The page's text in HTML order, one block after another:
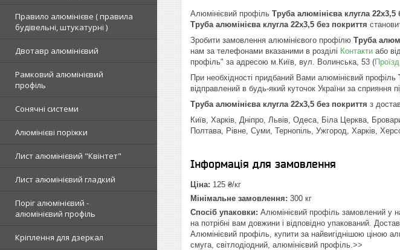
Правило алюмінієве ( правила
будівельні, штукатурні )
Двотавр алюмінієвий
Рамковий алюмінієвий
профіль
Сонячні системи
Алюмінієві поріжки
Лист алюмінієвий "Квінтет"
Лист алюмінієвий гладкий
Поріг алюмінієвий -
алюмінієвий профіль
Кріплення для дзеркал
Алюмінієвий профіль Труба алюмінієва клугла 22х3,5
Труба алюмінієва клугла 22х3,5 без покриття
Зробити замовлення алюмінієвого профілю Труба
нам за телефонами вказаними в розділі Контакти або
профіль" за адресою м.Київ, вул. Волинська, 53 (
При необхідності придбаний Вами алюмінієвий профіль
відправлений в будь-який куточок України за сприяння
Труба алюмінієва клугла 22х3,5 без покриття з
Київ, Харків, Дніпро, Львів, Одеса, Біла Церква,
Полтава, Рівне, Суми, Тернопіль, Ужгород, Харків,
Інформація для замовлення
Ціна: 125 ₴/кг
Мінімальне замовлення: 300 кг
Спосіб упаковки: Алюмінієвий профіль замовлений у
на потрібні вам довжини і відповідно упакований.
Алюмінієвий профіль, купити за найвигіднішою ціною
смуга, світлодіодний, алюмінієвий профіль.>>